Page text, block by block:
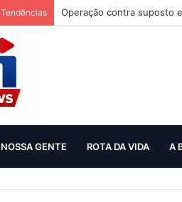
Tendências Operação contra suposto
NOSSA GENTE ROTA DA VIDA A